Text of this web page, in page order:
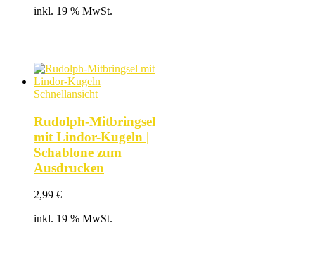
inkl. 19 % MwSt.
Schnellansicht
Rudolph-Mitbringsel
mit Lindor-Kugeln |
Schablone zum
Ausdrucken
2,99 €
inkl. 19 % MwSt.